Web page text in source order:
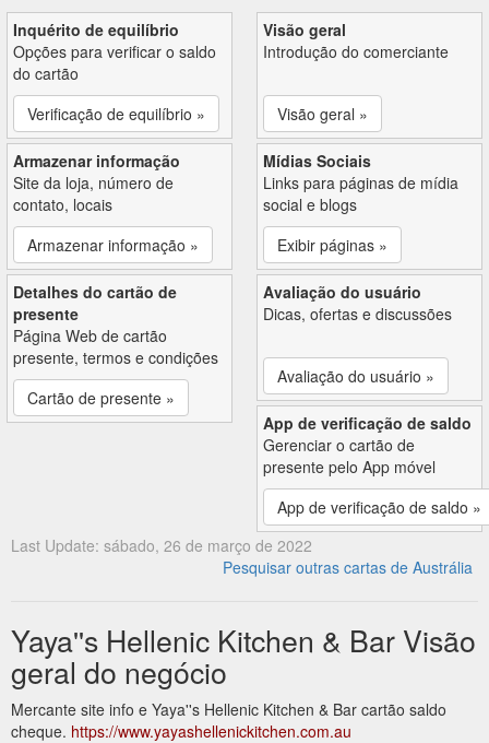
Inquérito de equilíbrio
Opções para verificar o saldo
do cartão
Verificação de equilíbrio »
Visão geral
Introdução do comerciante
Visão geral »
Armazenar informação
Site da loja, número de
contato, locais
Armazenar informação »
Mídias Sociais
Links para páginas de mídia
social e blogs
Exibir páginas »
Detalhes do cartão de
presente
Página Web de cartão
presente, termos e condições
Cartão de presente »
Avaliação do usuário
Dicas, ofertas e discussões
Avaliação do usuário »
App de verificação de saldo
Gerenciar o cartão de
presente pelo App móvel
App de verificação de saldo »
Last Update: sábado, 26 de março de 2022
Pesquisar outras cartas de Austrália
Yaya''s Hellenic Kitchen & Bar Visão
geral do negócio
Mercante site info e Yaya''s Hellenic Kitchen & Bar cartão saldo
cheque. https://www.yayashellenickitchen.com.au